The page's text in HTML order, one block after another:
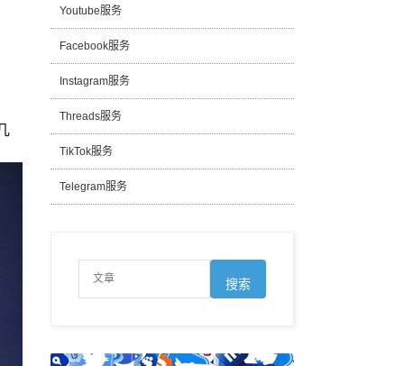
Youtube服务
Facebook服务
Instagram服务
Threads服务
TikTok服务
Telegram服务